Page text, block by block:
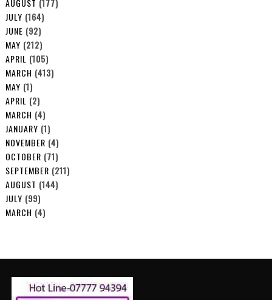
JULY (164)
JUNE (92)
MAY (212)
APRIL (105)
MARCH (413)
MAY (1)
APRIL (2)
MARCH (4)
JANUARY (1)
NOVEMBER (4)
OCTOBER (71)
SEPTEMBER (211)
AUGUST (144)
JULY (99)
MARCH (4)